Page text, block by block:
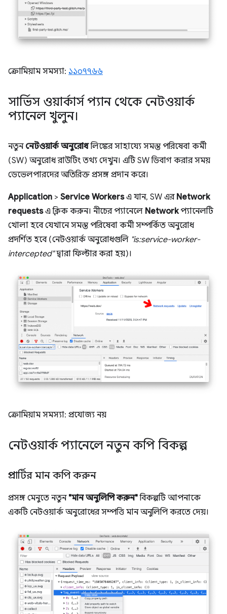
ক্রোমিয়াম সমস্যা: ১১০৭৭৬৬
সার্ভিস ওয়ার্কার্স প্যান থেকে নেটওয়ার্ক
প্যানেল খুলুন।
নতুন নেটওয়ার্ক অনুরোধলিঙ্কের সাহায্যে সমস্ত পরিষেবা কর্মী
(SW) অনুরোধ রাউটিং তথ্য দেখুন। এটি SW ডিবাগ করার সময়
ডেভেলপারদের অতিরিক্ত প্রসঙ্গ প্রদান করে।
Application > Service Workersএ যান, SW এর Network
requestsএ ক্লিক করুন। নীচের প্যানেলে Networkপ্যানেলটি
খোলা হবে যেখানে সমস্ত পরিষেবা কর্মী সম্পর্কিত অনুরোধ
প্রদর্শিত হবে (নেটওয়ার্ক অনুরোধগুলি "is:service-worker-
intercepted"দ্বারা ফিল্টার করা হয়)।
ক্রোমিয়াম সমস্যা: প্রযোজ্য নয়
নেটওয়ার্ক প্যানেলে নতুন কপি বিকল্প
প্রপার্টির মান কপি করুন
প্রসঙ্গ মেনুতে নতুন "মান অনুলিপি করুন"বিকল্পটি আপনাকে
একটি নেটওয়ার্ক অনুরোধের সম্পত্তি মান অনুলিপি করতে দেয়।